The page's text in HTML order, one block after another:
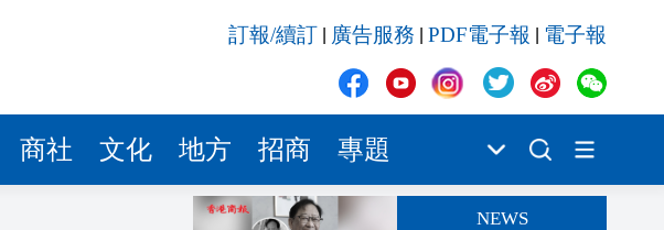
訂報/續訂 廣告服務 PDF電子報 電子報
商社 文化 地方 招商 專題
NEWS